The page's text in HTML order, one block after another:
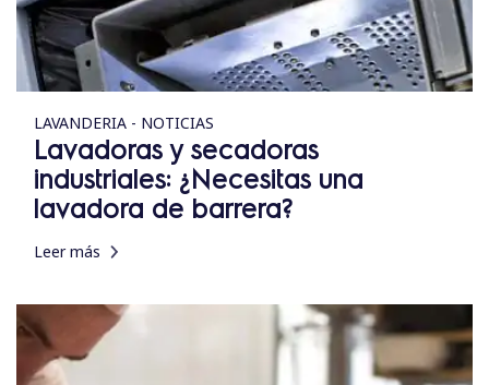
LAVANDERIA - NOTICIAS
Lavadoras y secadoras
industriales: ¿Necesitas una
lavadora de barrera?
Leer más